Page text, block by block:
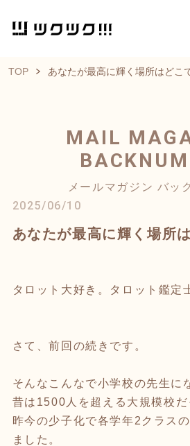
TOP あなたが最高に輝く場所はどこ
MAIL
メールマガジン バッ
2025/06/10
あなたが最高に輝く場所
タロット大好き。タロット鑑定
さて、前回の続きです。
そんなこんなで小学校の先生に
昔は1500人を超える大規模校だ
昨今の少子化で各学年2クラス
ました。